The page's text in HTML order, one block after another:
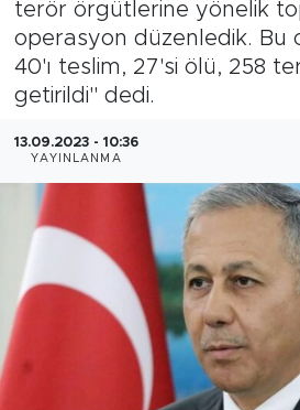
terör örgütlerine yönelik
operasyon düzenledik. Bu
40'ı teslim, 27'si ölü, 258
getirildi" dedi.
13.09.2023 - 10:36
YAYINLANMA
Magazin
Özel Haber
Politika
Resmi İlanlar
Sağlık
Spor